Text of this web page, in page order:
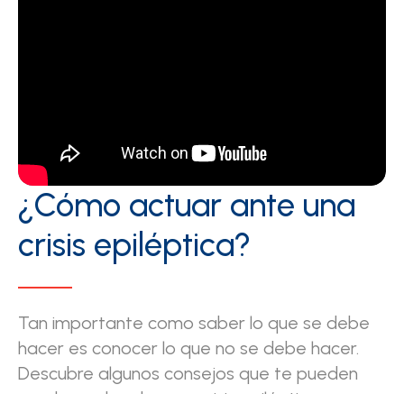
¿Cómo actuar ante una
crisis epiléptica?
Tan importante como saber lo que se debe
hacer es conocer lo que no se debe hacer.
Descubre algunos consejos que te pueden